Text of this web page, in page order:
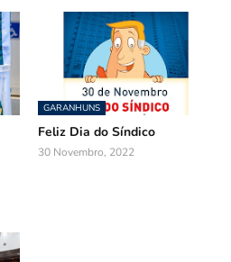
GARANHUNS
Feliz Dia do Síndico
30 Novembro, 2022